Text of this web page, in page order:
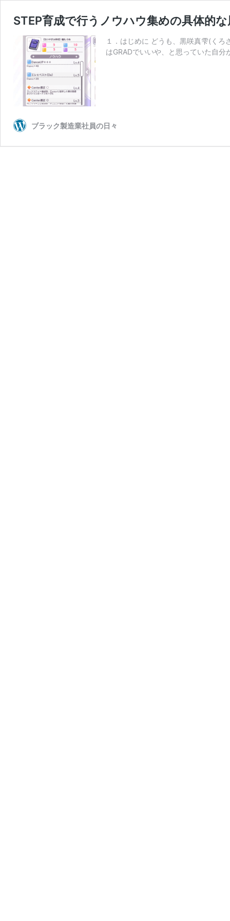
STEP育成で行うノウハウ集めの具体的
１．はじめに どうも、黒咲真雫(く
はGRADでいいや、と思っていた自
ブラック製造業社員の日々